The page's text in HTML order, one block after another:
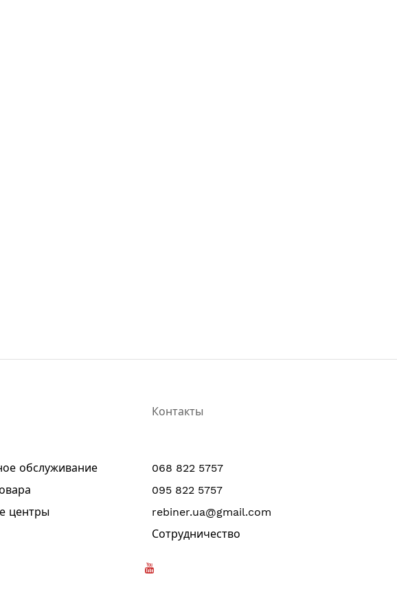
обслуживание
центры
Контакты
068 822 5757
095 822 5757
rebiner.ua@gmail.com
Сотрудничество